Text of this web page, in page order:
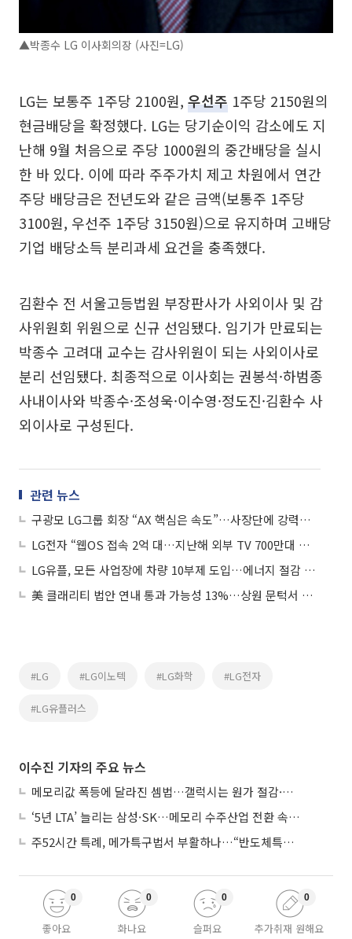
▲박종수 LG 이사회의장 (사진=LG)
LG는 보통주 1주당 2100원, 우선주 1주당 2150원의
현금배당을 확정했다. LG는 당기순이익 감소에도 지
난해 9월 처음으로 주당 1000원의 중간배당을 실시
한 바 있다. 이에 따라 주주가치 제고 차원에서 연간
주당 배당금은 전년도와 같은 금액(보통주 1주당
3100원, 우선주 1주당 3150원)으로 유지하며 고배당
기업 배당소득 분리과세 요건을 충족했다.
김환수 전 서울고등법원 부장판사가 사외이사 및 감
사위원회 위원으로 신규 선임됐다. 임기가 만료되는
박종수 고려대 교수는 감사위원이 되는 사외이사로
분리 선임됐다. 최종적으로 이사회는 권봉석·하범종
사내이사와 박종수·조성욱·이수영·정도진·김환수 사
외이사로 구성된다.
관련 뉴스
구광모 LG그룹 회장 “AX 핵심은 속도”…사장단에 강력한 실행 주문
LG전자 “웹OS 접속 2억 대…지난해 외부 TV 700만대 공급”
LG유플, 모든 사업장에 차량 10부제 도입…에너지 절감 정책 동참
美 클래리티 법안 연내 통과 가능성 13%…상원 문턱서 제동
#LG #LG이노텍 #LG화학 #LG전자
#LG유플러스
이수진 기자의 주요 뉴스
메모리값 폭등에 달라진 셈법…갤럭시는 원가 절감·아이폰은 서비스 확대
‘5년 LTA’ 늘리는 삼성·SK…메모리 수주산업 전환 속 다른 셈법
주52시간 특례, 메가특구법서 부활하나…“반도체특별법 담겨야”
좋아요
0
화나요
0
슬퍼요
0
추가취재 원해요
0